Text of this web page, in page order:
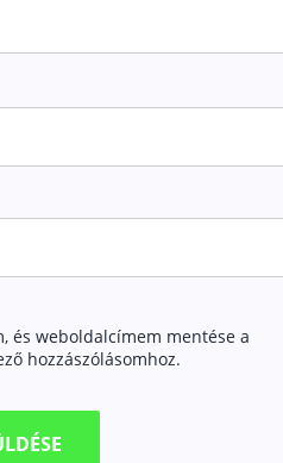
és weboldalcímem mentése a
hozzászólásomhoz.